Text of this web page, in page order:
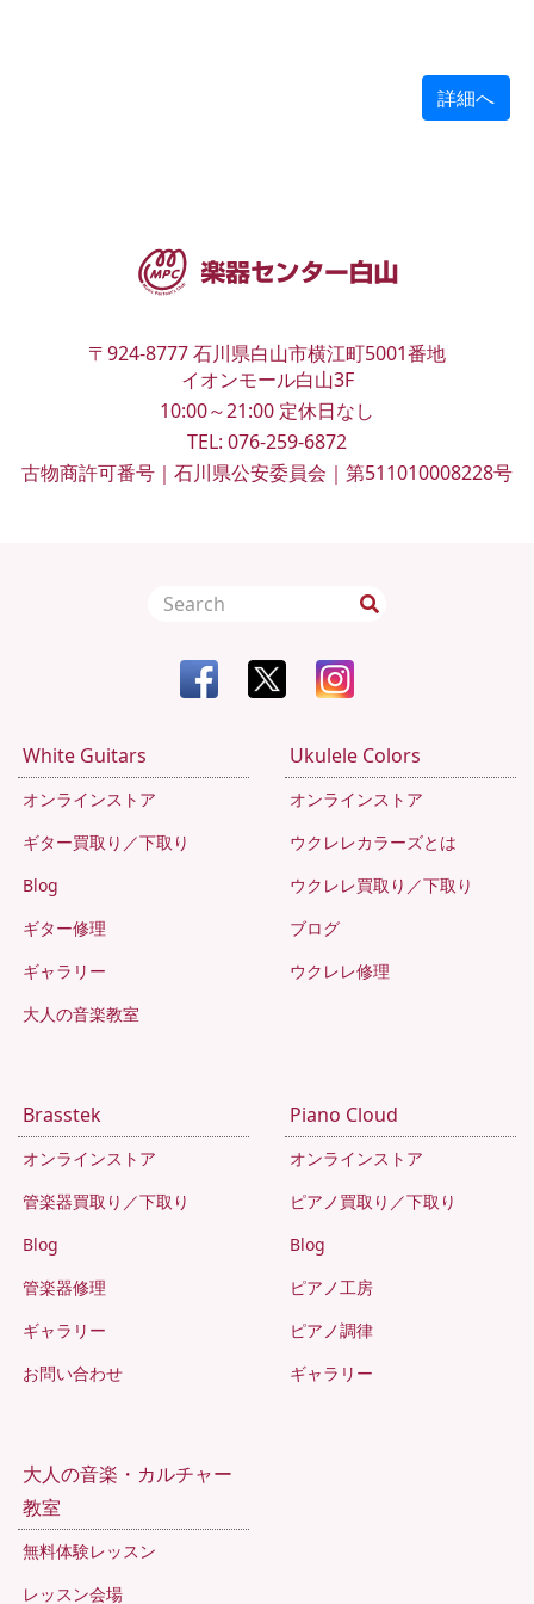
詳細へ
〒924-8777石川県白山市横江町5001番地
イオンモール白山3F
10:00～21:00 定休日なし
TEL: 076-259-6872
古物商許可番号｜石川県公安委員会｜第511010008228号
White Guitars
オンラインストア
ギター買取り／下取り
Blog
ギター修理
ギャラリー
大人の音楽教室
Ukulele Colors
オンラインストア
ウクレレカラーズとは
ウクレレ買取り／下取り
ブログ
ウクレレ修理
Brasstek
オンラインストア
管楽器買取り／下取り
Blog
管楽器修理
ギャラリー
お問い合わせ
Piano Cloud
オンラインストア
ピアノ買取り／下取り
Blog
ピアノ工房
ピアノ調律
ギャラリー
大人の音楽・カルチャー
教室
無料体験レッスン
レッスン会場